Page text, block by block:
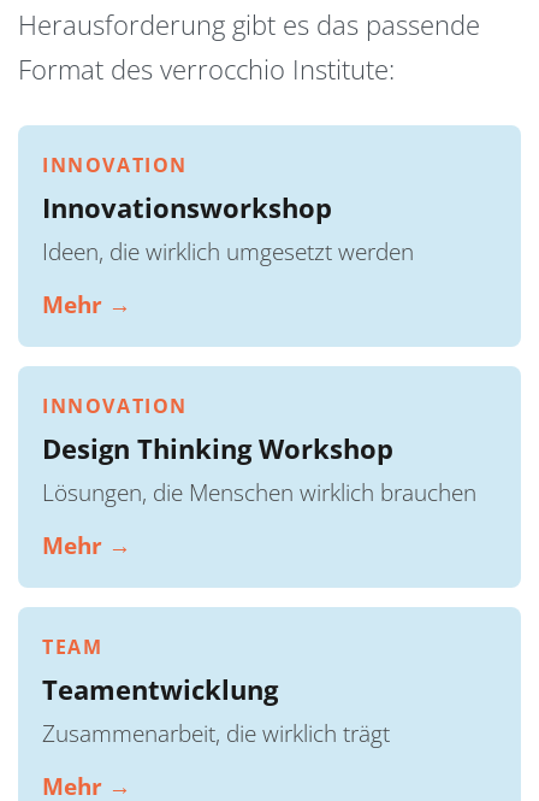
Herausforderung gibt es das passende
Format des verrocchio Institute:
INNOVATION
Innovationsworkshop
Ideen, die wirklich umgesetzt werden
Mehr →
INNOVATION
Design Thinking Workshop
Lösungen, die Menschen wirklich brauchen
Mehr →
TEAM
Teamentwicklung
Zusammenarbeit, die wirklich trägt
Mehr →